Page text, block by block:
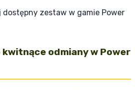
zestaw w gamie Power
odmiany w Power